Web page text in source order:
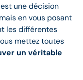
est une décision
en vous posant
les différentes
mettez toutes
un véritable